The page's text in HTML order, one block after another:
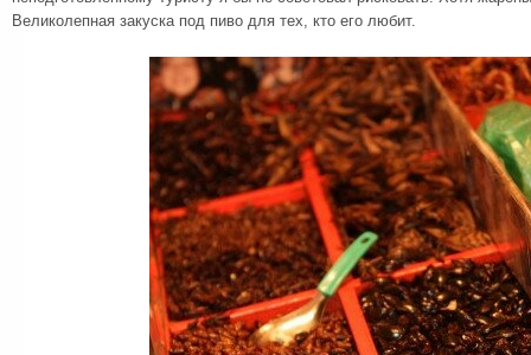
Великолепная закуска под пиво для тех, кто его любит.